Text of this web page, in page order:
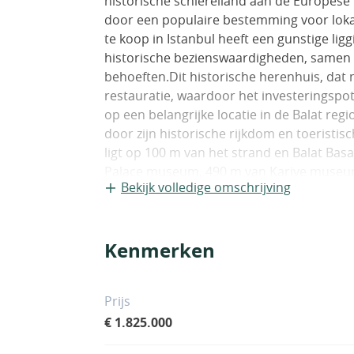
door een populaire bestemming voor
te koop in Istanbul heeft een gunstige
historische bezienswaardigheden,
behoeften.Dit historische herenhuis, dat
restauratie, waardoor het
op een belangrijke locatie in de Balat
door zijn historische rijkdom en
ligt op 100 m van het strand en Balat
Bulgaarse Kerk, 700 m van de veerboot,
Universiteit van Istanbul, 3,9 km van
gerestaureerd in 1847. Het gebouw
prachtige historische en toeristische
Bekijk volledige omschrijving
Kenmerken
Prijs
€ 1.825.000